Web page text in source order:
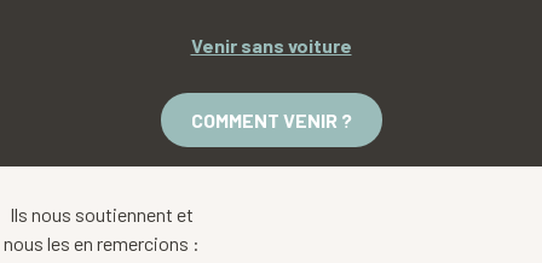
Venir sans voiture
COMMENT VENIR ?
Ils nous soutiennent et
nous les en remercions :